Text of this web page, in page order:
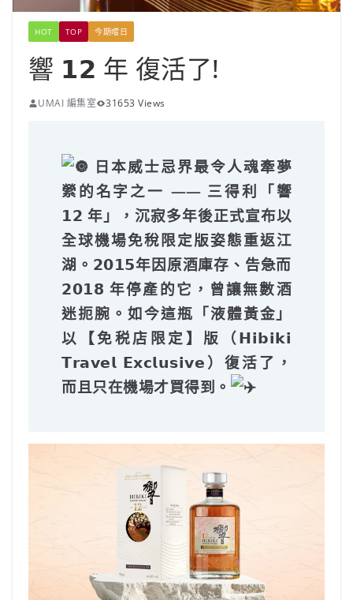
HOT TOP 今期嚐日
響 𝟭𝟮 年 復活了!
UMAI 編集室 31653 Views
日本威士忌界最令人魂牽夢
縈的名字之一 —— 三得利「響
𝟭𝟮 年」
，沉寂多年後正式宣布以
全球機場免稅限定版姿態重返江
湖。𝟮𝟬𝟭𝟱年因原酒庫存、告急而
𝟮𝟬𝟭𝟴 年停產的它，曾讓無數酒
迷扼腕。如今這瓶「液體黃金」
以【免税店限定】版（𝗛𝗶𝗯𝗶𝗸𝗶
𝗧𝗿𝗮𝘃𝗲𝗹 𝗘𝘅𝗰𝗹𝘂𝘀𝗶𝘃𝗲）復活了，
而且只在機場才買得到。